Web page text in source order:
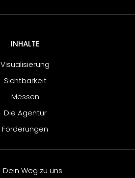
INHALTE
Visualisierung
Sichtbarkeit
Messen
Die Agentur
Förderungen
Dein Weg zu uns